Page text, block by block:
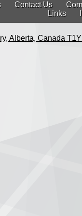
Contact Us
Links
Alberta, Canada